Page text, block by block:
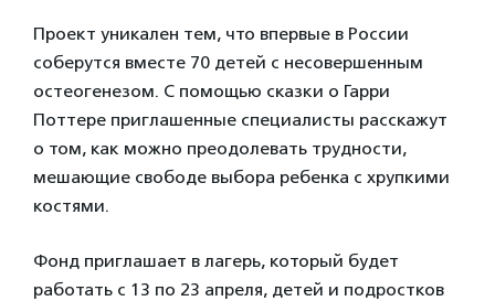
Проект уникален тем, что впервые в России
соберутся вместе 70 детей с несовершенным
остеогенезом. С помощью сказки о Гарри
Поттере приглашенные специалисты расскажут
о том, как можно преодолевать трудности,
мешающие свободе выбора ребенка с хрупкими
костями.
Фонд приглашает в лагерь, который будет
работать с 13 по 23 апреля, детей и подростков